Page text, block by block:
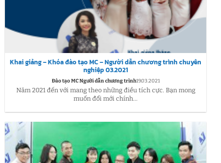
Khai giảng – Khóa đào tạo MC – Người dẫn chương trình chuyên
nghiệp 03.2021
Đào tạo MC Người dẫn chương trình19.03.2021
Năm 2021 đến với mang theo những điều tích cực. Bạn mong
muốn đổi mới chính...